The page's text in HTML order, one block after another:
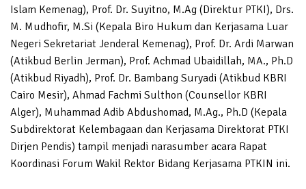
Islam Kemenag), Prof. Dr. Suyitno, M.Ag (Direktur PTKI), Drs.
M. Mudhofir, M.Si (Kepala Biro Hukum dan Kerjasama Luar
Negeri Sekretariat Jenderal Kemenag), Prof. Dr. Ardi Marwan
(Atikbud Berlin Jerman), Prof. Achmad Ubaidillah, MA., Ph.D
(Atikbud Riyadh), Prof. Dr. Bambang Suryadi (Atikbud KBRI
Cairo Mesir), Ahmad Fachmi Sulthon (Counsellor KBRI
Alger), Muhammad Adib Abdushomad, M.Ag., Ph.D (Kepala
Subdirektorat Kelembagaan dan Kerjasama Direktorat PTKI
Dirjen Pendis) tampil menjadi narasumber acara Rapat
Koordinasi Forum Wakil Rektor Bidang Kerjasama PTKIN ini.